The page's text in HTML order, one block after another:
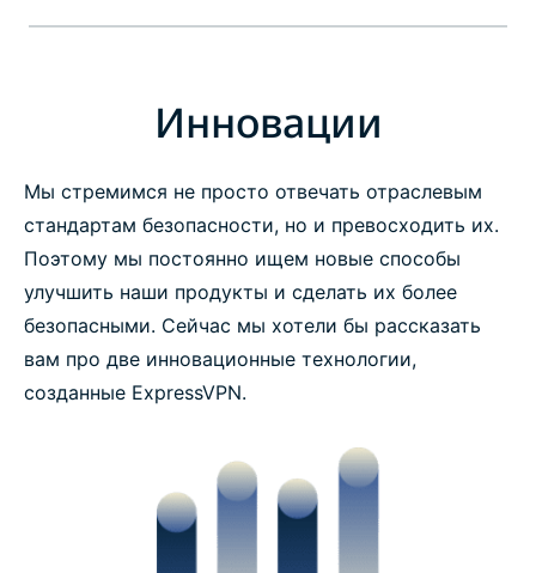
Инновации
Мы стремимся не просто отвечать отраслевым
стандартам безопасности, но и превосходить их.
Поэтому мы постоянно ищем новые способы
улучшить наши продукты и сделать их более
безопасными. Сейчас мы хотели бы рассказать
вам про две инновационные технологии,
созданные ExpressVPN.